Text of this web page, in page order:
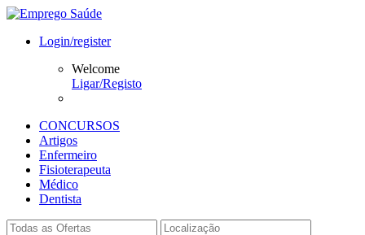
Login/register
Welcome
Ligar/Registo
CONCURSOS
Artigos
Enfermeiro
Fisioterapeuta
Médico
Dentista